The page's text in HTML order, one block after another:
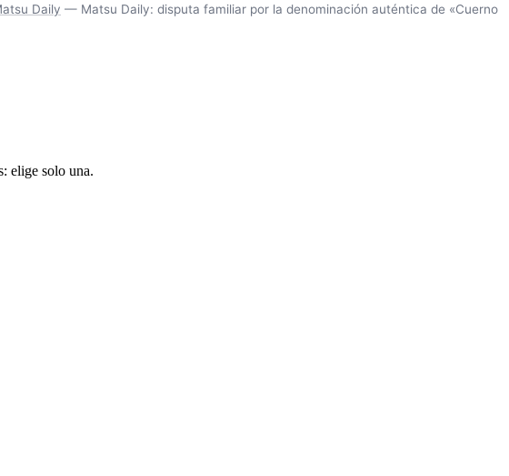
Daily — Matsu Daily: disputa familiar por la denominación auténtica de «Cuerno
elige solo una.